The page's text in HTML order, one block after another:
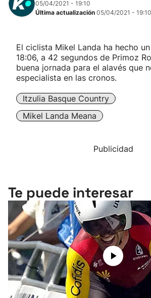
Kirolak 360
Carreras de montaña
"Helmuga"
05/04/2021 - 19:10
Última actualización 05/04/2021 - 19:10
El ciclista Mikel Landa ha hecho
18:06, a 42 segundos de Primoz
buena jornada para el alavés que
especialista en las cronos.
Itzulia Basque Country
Mikel Landa Meana
Publicidad
Te puede interesar